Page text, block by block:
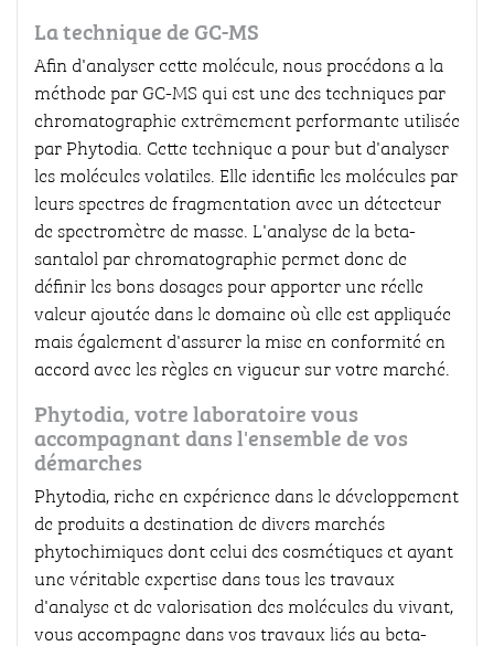
La technique de GC-MS
Afin d'analyser cette molécule, nous procédons a la
méthode par GC-MS qui est une des techniques par
chromatographie extrêmement performante utilisée
par Phytodia. Cette technique a pour but d'analyser
les molécules volatiles. Elle identifie les molécules par
leurs spectres de fragmentation avec un détecteur
de spectromètre de masse. L'analyse de la beta-
santalol par chromatographie permet donc de
définir les bons dosages pour apporter une réelle
valeur ajoutée dans le domaine où elle est appliquée
mais également d'assurer la mise en conformité en
accord avec les règles en vigueur sur votre marché.
Phytodia, votre laboratoire vous
accompagnant dans l'ensemble de vos
démarches
Phytodia, riche en expérience dans le développement
de produits a destination de divers marchés
phytochimiques dont celui des cosmétiques et ayant
une véritable expertise dans tous les travaux
d'analyse et de valorisation des molécules du vivant,
vous accompagne dans vos travaux liés au beta-